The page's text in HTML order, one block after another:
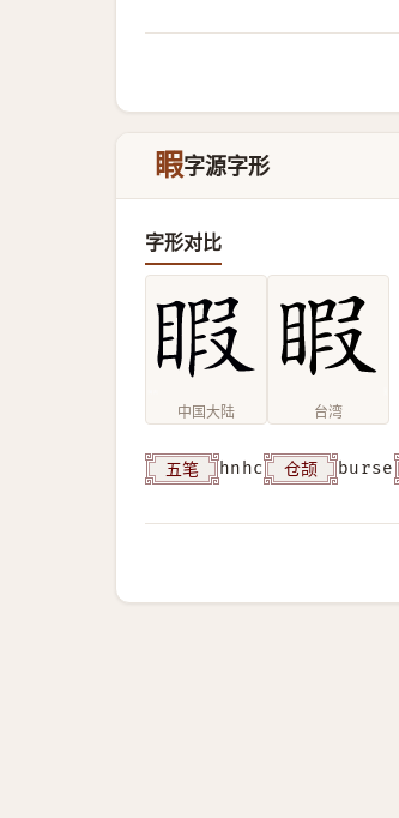
睱字源字形
字形对比
中国大陆 台湾
五笔 hnhc 仓颉 burse